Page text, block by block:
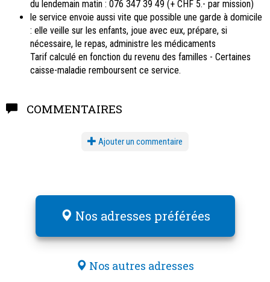
du lendemain matin : 076 347 39 49 (+ CHF 5.- par mission)
le service envoie aussi vite que possible une garde à domicile
: elle veille sur les enfants, joue avec eux, prépare, si
nécessaire, le repas, administre les médicaments
Tarif calculé en fonction du revenu des familles - Certaines
caisse-maladie remboursent ce service.
COMMENTAIRES
Ajouter un commentaire
Nos adresses préférées
Nos autres adresses